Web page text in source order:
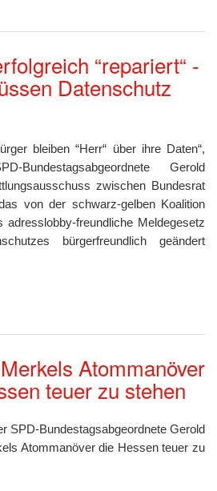
“repariert“ -
Datenschutz
bleiben “Herr“ über ihre Daten“,
Gerold
zwischen Bundesrat
von der schwarz-gelben Koalition
freundliche Meldegesetz
bürgerfreundlich geändert
Atommanöver
teuer zu stehen
SPD-Bundestagsabgeordnete Gerold
Atommanöver die Hessen teuer zu